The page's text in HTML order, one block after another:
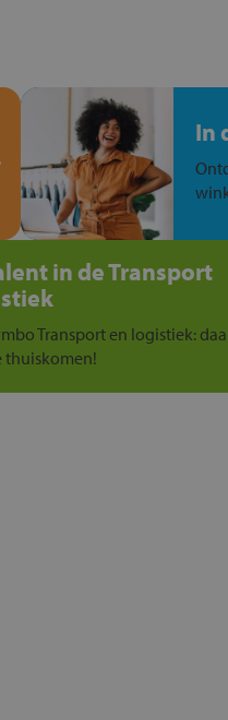
In
in de Transport
Transport en logistiek:
thuiskomen!